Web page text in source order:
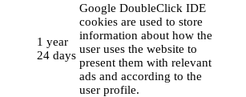
1 year
24 days
Google DoubleClick IDE
cookies are used to store
information about how the
user uses the website to
present them with relevant
ads and according to the
user profile.